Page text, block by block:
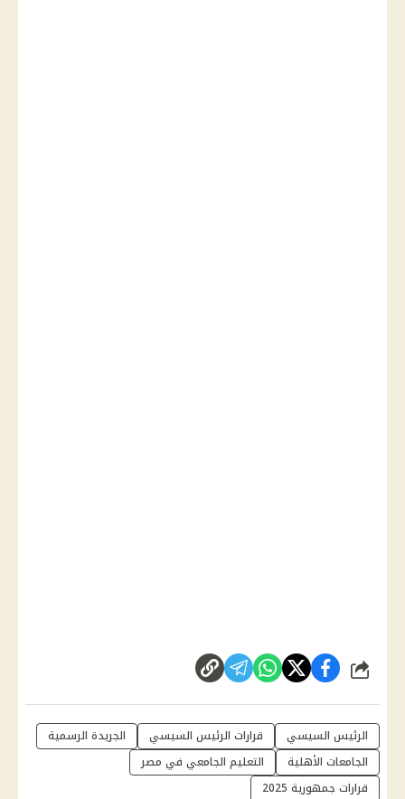
شارك
الرئيس السيسي قرارات الرئيس السيسي
الجريدة الرسمية
الجامعات الأهلية
التعليم الجامعي في مصر
قرارات جمهورية 2025